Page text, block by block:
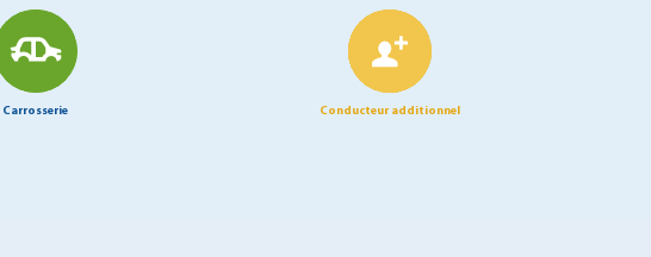
Carrosserie Conducteur additionnel